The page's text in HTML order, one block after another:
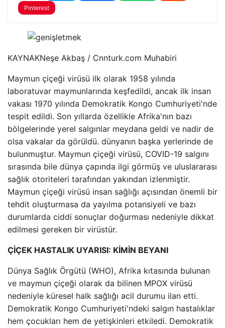
Pinterest
KAYNAKNeşe Akbaş / Cnnturk.com Muhabiri
Maymun çiçeği virüsü ilk olarak 1958 yılında
laboratuvar maymunlarında keşfedildi, ancak ilk insan
vakası 1970 yılında Demokratik Kongo Cumhuriyeti'nde
tespit edildi. Son yıllarda özellikle Afrika'nın bazı
bölgelerinde yerel salgınlar meydana geldi ve nadir de
olsa vakalar da görüldü. dünyanın başka yerlerinde de
bulunmuştur. Maymun çiçeği virüsü, COVID-19 salgını
sırasında bile dünya çapında ilgi görmüş ve uluslararası
sağlık otoriteleri tarafından yakından izlenmiştir.
Maymun çiçeği virüsü insan sağlığı açısından önemli bir
tehdit oluşturmasa da yayılma potansiyeli ve bazı
durumlarda ciddi sonuçlar doğurması nedeniyle dikkat
edilmesi gereken bir virüstür.
ÇİÇEK HASTALIK UYARISI: KİMİN BEYANI
Dünya Sağlık Örgütü (WHO), Afrika kıtasında bulunan
ve maymun çiçeği olarak da bilinen MPOX virüsü
nedeniyle küresel halk sağlığı acil durumu ilan etti.
Demokratik Kongo Cumhuriyeti'ndeki salgın hastalıklar
hem çocukları hem de yetişkinleri etkiledi. Demokratik